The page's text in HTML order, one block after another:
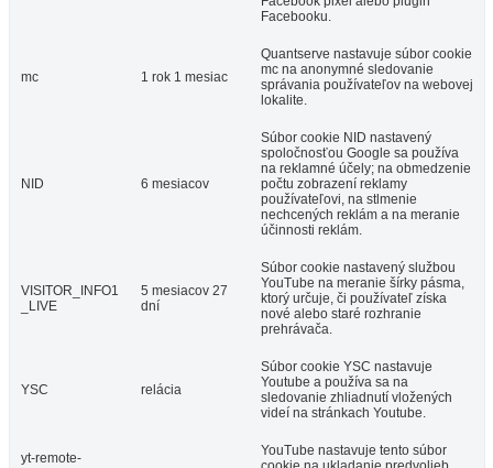
Facebooku.
mc 1 rok 1 mesiac
Quantserve nastavuje súbor cookie
mc na anonymné sledovanie
správania používateľov na webovej
lokalite.
NID 6 mesiacov
Súbor cookie NID nastavený
spoločnosťou Google sa používa
na reklamné účely; na obmedzenie
počtu zobrazení reklamy
používateľovi, na stlmenie
nechcených reklám a na meranie
účinnosti reklám.
VISITOR_INFO1
_LIVE
5 mesiacov 27
dní
Súbor cookie nastavený službou
YouTube na meranie šírky pásma,
ktorý určuje, či používateľ získa
nové alebo staré rozhranie
prehrávača.
YSC relácia
Súbor cookie YSC nastavuje
Youtube a používa sa na
sledovanie zhliadnutí vložených
videí na stránkach Youtube.
yt-remote-
YouTube nastavuje tento súbor